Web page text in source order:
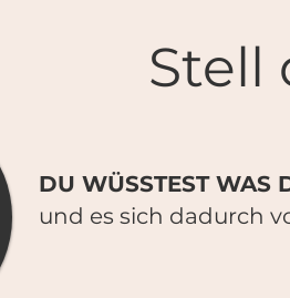
Stell
DU WÜSSTEST WAS
und es sich dadurch